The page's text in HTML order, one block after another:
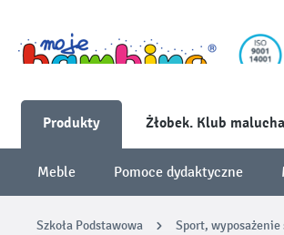
Produkty Żłobek. Klub malucha
Meble Pomoce dydaktyczne
Szkoła Podstawowa Sport,